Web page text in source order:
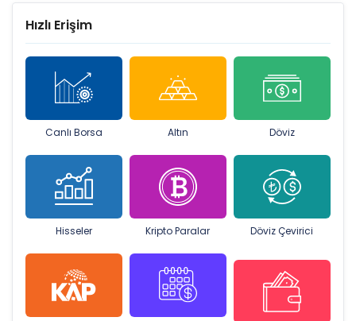
Hızlı Erişim
Canlı Borsa Altın Döviz
Hisseler Kripto Paralar Döviz Çevirici